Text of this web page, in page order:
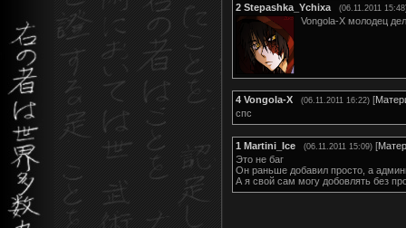
2 Stepashka_Ychixa (06.11.2011
Vongola-X молодец
4 Vongola-X (06.11.2011 16:22) [
спс
1 Martini_Ice (06.11.2011 15:09) [
Это не баг
Он раньше добавил просто, а
А я свой сам могу добовлять без